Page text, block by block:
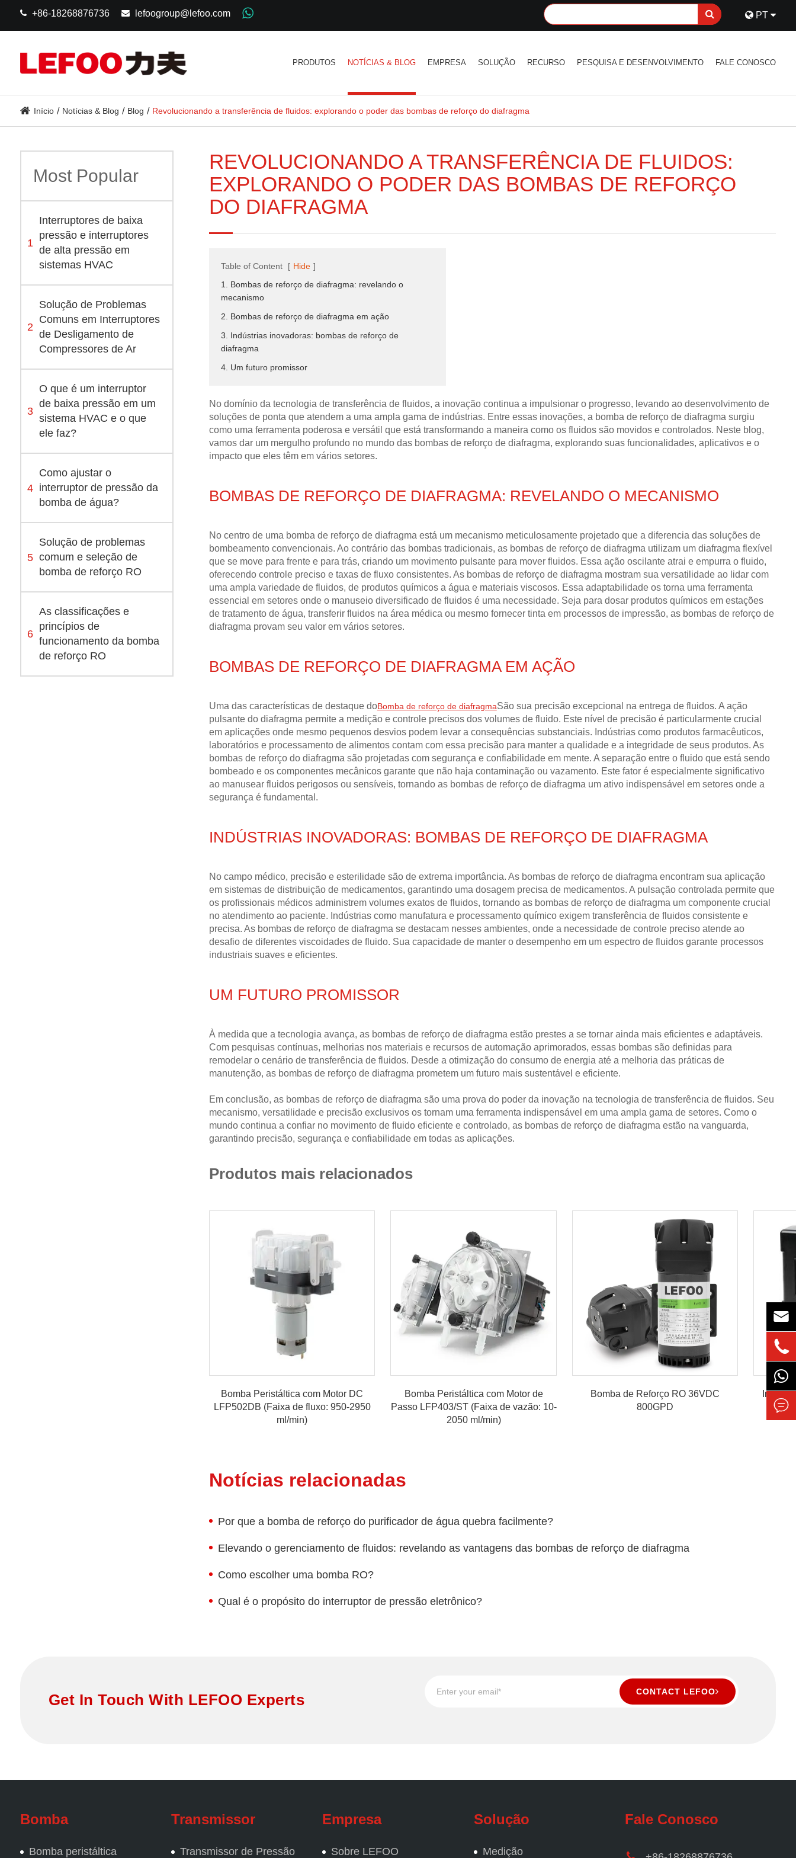
+86-18268876736 lefoogroup@lefoo.com PT
PRODUTOS NOTÍCIAS & BLOG EMPRESA SOLUÇÃO RECURSO PESQUISA E DESENVOLVIMENTO FALE CONOSCO
Início Notícias & Blog Blog Revolucionando a transferência de fluidos: explorando o poder das bombas de reforço do diafragma
Most Popular
1
Interruptores de baixa
pressão e interruptores
de alta pressão em
sistemas HVAC
2
Solução de Problemas
Comuns em Interruptores
de Desligamento de
Compressores de Ar
3
O que é um interruptor
de baixa pressão em um
sistema HVAC e o que
ele faz?
4
Como ajustar o
interruptor de pressão da
bomba de água?
5
Solução de problemas
comum e seleção de
bomba de reforço RO
6
As classificações e
princípios de
funcionamento da bomba
de reforço RO
REVOLUCIONANDO A TRANSFERÊNCIA DE FLUIDOS:
EXPLORANDO O PODER DAS BOMBAS DE REFORÇO
DO DIAFRAGMA
Table of Content [ Hide ]
1. Bombas de reforço de diafragma: revelando o
mecanismo
2. Bombas de reforço de diafragma em ação
3. Indústrias inovadoras: bombas de reforço de
diafragma
4. Um futuro promissor
No domínio da tecnologia de transferência de fluidos, a inovação continua a impulsionar o progresso, levando ao desenvolvimento de
soluções de ponta que atendem a uma ampla gama de indústrias. Entre essas inovações, a bomba de reforço de diafragma surgiu
como uma ferramenta poderosa e versátil que está transformando a maneira como os fluidos são movidos e controlados. Neste blog,
vamos dar um mergulho profundo no mundo das bombas de reforço de diafragma, explorando suas funcionalidades, aplicativos e o
impacto que eles têm em vários setores.
BOMBAS DE REFORÇO DE DIAFRAGMA: REVELANDO O MECANISMO
No centro de uma bomba de reforço de diafragma está um mecanismo meticulosamente projetado que a diferencia das soluções de
bombeamento convencionais. Ao contrário das bombas tradicionais, as bombas de reforço de diafragma utilizam um diafragma flexível
que se move para frente e para trás, criando um movimento pulsante para mover fluidos. Essa ação oscilante atrai e empurra o fluido,
oferecendo controle preciso e taxas de fluxo consistentes. As bombas de reforço de diafragma mostram sua versatilidade ao lidar com
uma ampla variedade de fluidos, de produtos químicos a água e materiais viscosos. Essa adaptabilidade os torna uma ferramenta
essencial em setores onde o manuseio diversificado de fluidos é uma necessidade. Seja para dosar produtos químicos em estações
de tratamento de água, transferir fluidos na área médica ou mesmo fornecer tinta em processos de impressão, as bombas de reforço de
diafragma provam seu valor em vários setores.
BOMBAS DE REFORÇO DE DIAFRAGMA EM AÇÃO
Uma das características de destaque doBomba de reforço de diafragmaSão sua precisão excepcional na entrega de fluidos. A ação
pulsante do diafragma permite a medição e controle precisos dos volumes de fluido. Este nível de precisão é particularmente crucial
em aplicações onde mesmo pequenos desvios podem levar a consequências substanciais. Indústrias como produtos farmacêuticos,
laboratórios e processamento de alimentos contam com essa precisão para manter a qualidade e a integridade de seus produtos. As
bombas de reforço do diafragma são projetadas com segurança e confiabilidade em mente. A separação entre o fluido que está sendo
bombeado e os componentes mecânicos garante que não haja contaminação ou vazamento. Este fator é especialmente significativo
ao manusear fluidos perigosos ou sensíveis, tornando as bombas de reforço de diafragma um ativo indispensável em setores onde a
segurança é fundamental.
INDÚSTRIAS INOVADORAS: BOMBAS DE REFORÇO DE DIAFRAGMA
No campo médico, precisão e esterilidade são de extrema importância. As bombas de reforço de diafragma encontram sua aplicação
em sistemas de distribuição de medicamentos, garantindo uma dosagem precisa de medicamentos. A pulsação controlada permite que
os profissionais médicos administrem volumes exatos de fluidos, tornando as bombas de reforço de diafragma um componente crucial
no atendimento ao paciente. Indústrias como manufatura e processamento químico exigem transferência de fluidos consistente e
precisa. As bombas de reforço de diafragma se destacam nesses ambientes, onde a necessidade de controle preciso atende ao
desafio de diferentes viscoidades de fluido. Sua capacidade de manter o desempenho em um espectro de fluidos garante processos
industriais suaves e eficientes.
UM FUTURO PROMISSOR
À medida que a tecnologia avança, as bombas de reforço de diafragma estão prestes a se tornar ainda mais eficientes e adaptáveis.
Com pesquisas contínuas, melhorias nos materiais e recursos de automação aprimorados, essas bombas são definidas para
remodelar o cenário de transferência de fluidos. Desde a otimização do consumo de energia até a melhoria das práticas de
manutenção, as bombas de reforço de diafragma prometem um futuro mais sustentável e eficiente.
Em conclusão, as bombas de reforço de diafragma são uma prova do poder da inovação na tecnologia de transferência de fluidos. Seu
mecanismo, versatilidade e precisão exclusivos os tornam uma ferramenta indispensável em uma ampla gama de setores. Como o
mundo continua a confiar no movimento de fluido eficiente e controlado, as bombas de reforço de diafragma estão na vanguarda,
garantindo precisão, segurança e confiabilidade em todas as aplicações.
Produtos mais relacionados
Bomba Peristáltica com Motor DC
LFP502DB (Faixa de fluxo: 950-2950
ml/min)
Bomba Peristáltica com Motor de
Passo LFP403/ST (Faixa de vazão: 10-
2050 ml/min)
Bomba de Reforço RO 36VDC
800GPD
Notícias relacionadas
Por que a bomba de reforço do purificador de água quebra facilmente?
Elevando o gerenciamento de fluidos: revelando as vantagens das bombas de reforço de diafragma
Como escolher uma bomba RO?
Qual é o propósito do interruptor de pressão eletrônico?
Get In Touch With LEFOO Experts CONTACT LEFOO
Bomba
Bomba peristáltica
Transmissor
Transmissor de Pressão
Empresa
Sobre LEFOO
Solução
Medição
Fale Conosco


